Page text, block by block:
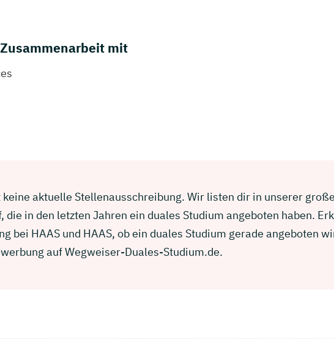
mit
keine aktuelle Stellenausschreibung. Wir listen dir in unserer
die in den letzten Jahren ein duales Studium angeboten haben.
bei HAAS und HAAS, ob ein duales Studium gerade angeboten
auf Wegweiser-Duales-Studium.de.